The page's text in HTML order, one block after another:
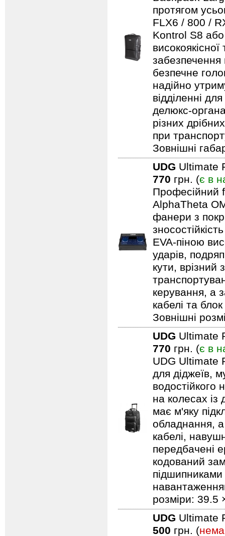
протягом
FLX6 / 800 /
Kontrol S8 або
забезпечення
безпечне
надійно
відділенні
делюкс-
різних
при
Зовнішні
UDG Ultimate
770 грн. (є в
Професійний
AlphaTheta
фанери з
EVA-піною
ударів,
кути,
керування, а
кабелі та
Зовнішні
UDG Ultimate
770 грн. (є в
UDG Ultimate
для діджеїв,
водостійкого
на колесах із
має м'яку
обладнання, а
кабелі,
передбачені
кодований
розміри: 39.5
UDG Ultimate
500 грн. (